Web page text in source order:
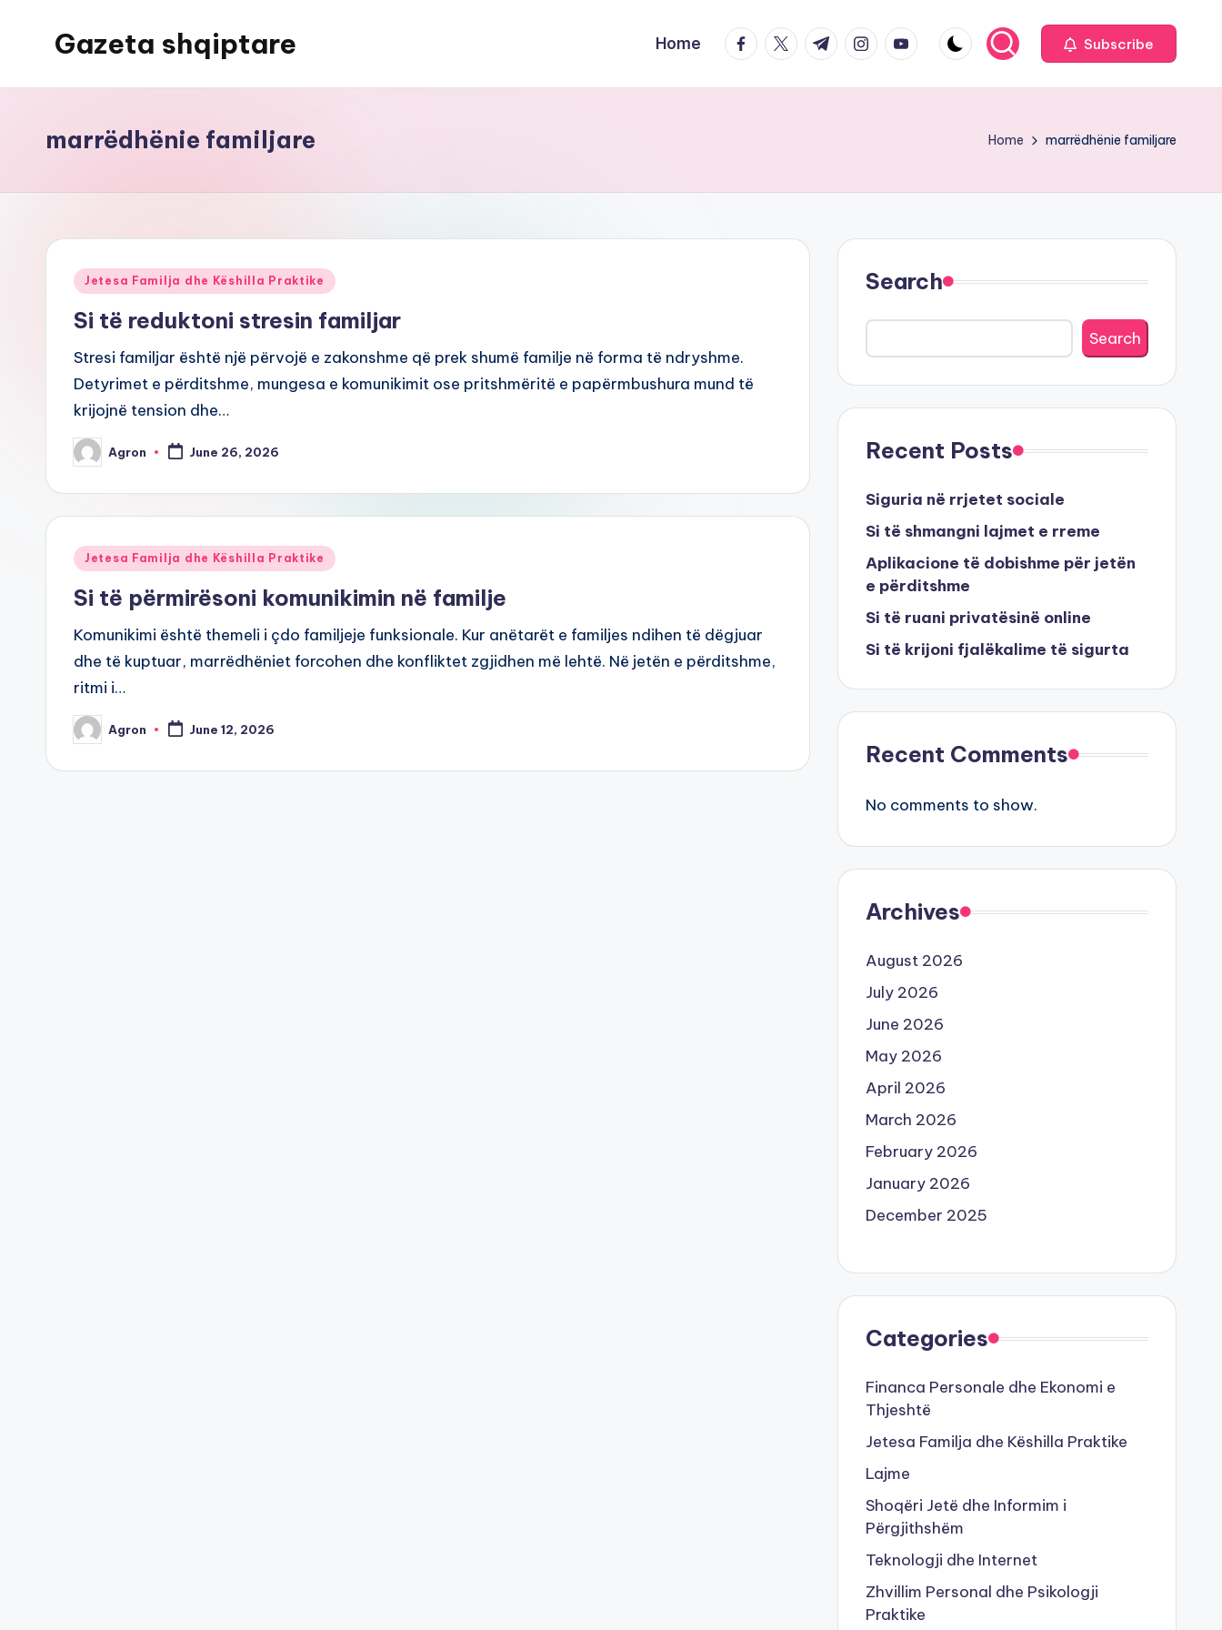
Gazeta shqiptare Home facebook.com
twitter.com
t.me instagram.com
youtube.com Subscribe
marrëdhënie familjare Home marrëdhënie familjare
Posted
Jetesa Familja dhe Këshilla Praktike
Si të reduktoni stresin familjar
Stresi familjar është një përvojë e zakonshme që prek shumë familje në forma të ndryshme.
Detyrimet e përditshme, mungesa e komunikimit ose pritshmëritë e papërmbushura mund të
krijojnë tension dhe…
Posted
by
Agron June 26, 2026
Posted
Jetesa Familja dhe Këshilla Praktike
Si të përmirësoni komunikimin në familje
Komunikimi është themeli i çdo familjeje funksionale. Kur anëtarët e familjes ndihen të dëgjuar
dhe të kuptuar, marrëdhëniet forcohen dhe konfliktet zgjidhen më lehtë. Në jetën e përditshme,
ritmi i…
Posted
by
Agron June 12, 2026
Search
Search
Recent Posts
Siguria në rrjetet sociale
Si të shmangni lajmet e rreme
Aplikacione të dobishme për jetën
e përditshme
Si të ruani privatësinë online
Si të krijoni fjalëkalime të sigurta
Recent Comments
No comments to show.
Archives
August 2026
July 2026
June 2026
May 2026
April 2026
March 2026
February 2026
January 2026
December 2025
Categories
Financa Personale dhe Ekonomi e
Thjeshtë
Jetesa Familja dhe Këshilla Praktike
Lajme
Shoqëri Jetë dhe Informim i
Përgjithshëm
Teknologji dhe Internet
Zhvillim Personal dhe Psikologji
Praktike